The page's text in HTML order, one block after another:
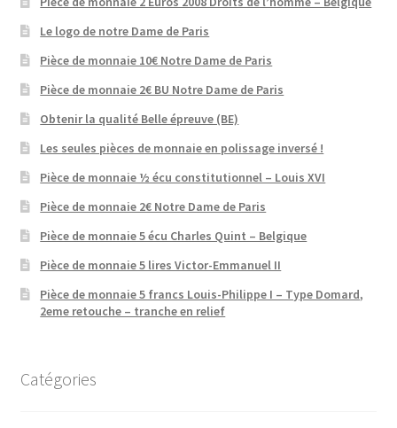
Le logo de notre Dame de Paris
Pièce de monnaie 10€ Notre Dame de Paris
Pièce de monnaie 2€ BU Notre Dame de Paris
Obtenir la qualité Belle épreuve (BE)
Les seules pièces de monnaie en polissage inversé !
Pièce de monnaie ½ écu constitutionnel – Louis XVI
Pièce de monnaie 2€ Notre Dame de Paris
Pièce de monnaie 5 écu Charles Quint – Belgique
Pièce de monnaie 5 lires Victor-Emmanuel II
Pièce de monnaie 5 francs Louis-Philippe I – Type Domard,
2eme retouche – tranche en relief
Catégories